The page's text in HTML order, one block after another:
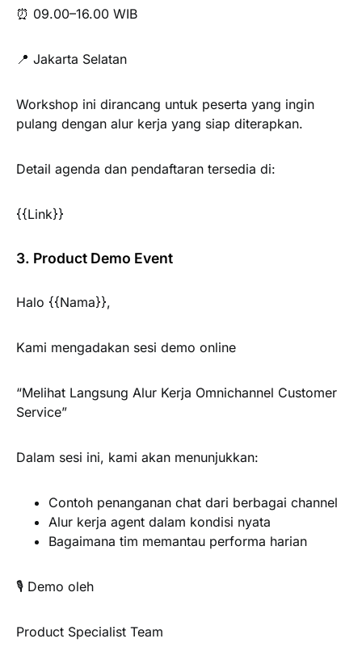
⏰ 09.00–16.00 WIB
📍 Jakarta Selatan
Workshop ini dirancang untuk peserta yang ingin
pulang dengan alur kerja yang siap diterapkan.
Detail agenda dan pendaftaran tersedia di:
{{Link}}
3. Product Demo Event
Halo {{Nama}},
Kami mengadakan sesi demo online
“Melihat Langsung Alur Kerja Omnichannel Customer
Service”
Dalam sesi ini, kami akan menunjukkan:
Contoh penanganan chat dari berbagai channel
Alur kerja agent dalam kondisi nyata
Bagaimana tim memantau performa harian
🎙️ Demo oleh
Product Specialist Team